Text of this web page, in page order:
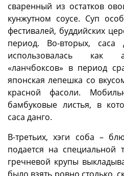
сваренный из остатков
кунжутном соусе. Суп
фестивалей, буддийских
период. Во-вторых,
использовалась как
«ланчбоксов» в период
японская лепешка со
красной фасоли.
бамбуковые листья, в
саса данго.
В-третьих, хэги соба –
подается на специальной
гречневой крупы